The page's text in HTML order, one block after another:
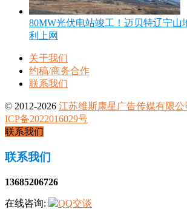
80MW光伏电站竣工！迈贝特辽宁山
利上网
关于我们
约稿/商务合作
联系我们
© 2012-2026 江苏维斯康星广告传媒有限公
ICP备2022016029号
联系我们
联系我们
13685206726
在线咨询: